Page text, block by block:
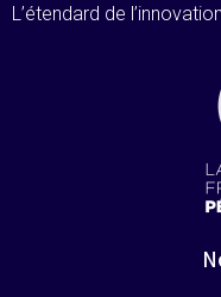
L’étendard de